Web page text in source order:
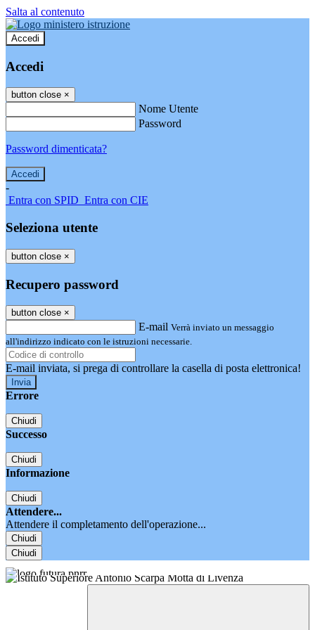
Salta al contenuto
Accedi
Accedi
button close ×
Nome Utente
Password
Password dimenticata?
-
Entra con SPID Entra con CIE
Seleziona utente
button close ×
Recupero password
button close ×
E-mail Verrà inviato un messaggio
all'indirizzo indicato con le istruzioni necessarie.
E-mail inviata, si prega di controllare la casella di posta elettronica!
Errore
Chiudi
Successo
Chiudi
Informazione
Chiudi
Attendere...
Attendere il completamento dell'operazione...
Chiudi
Chiudi